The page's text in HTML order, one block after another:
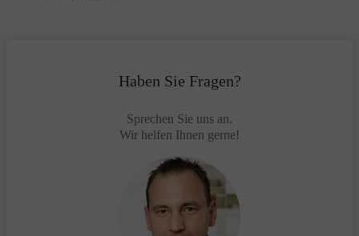
Haben Sie Fragen?
Sprechen Sie uns an.
Wir helfen Ihnen gerne!